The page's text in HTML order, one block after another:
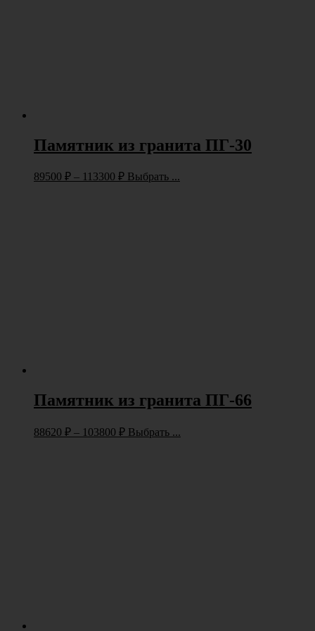
Памятник из гранита ПГ-30
89500 ₽ – 113300 ₽ Выбрать ...
Памятник из гранита ПГ-66
88620 ₽ – 103800 ₽ Выбрать ...